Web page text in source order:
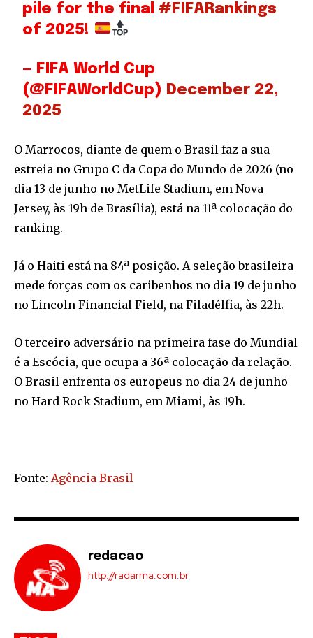
pile for the final#FIFARankings
of 2025!
— FIFA World Cup
(@FIFAWorldCup) December 22,
2025
O Marrocos, diante de quem o Brasil faz a sua
estreia no Grupo C da Copa do Mundo de 2026 (no
dia 13 de junho no MetLife Stadium, em Nova
Jersey, às 19h de Brasília), está na 11ª colocação do
ranking.
Já o Haiti está na 84ª posição. A seleção brasileira
mede forças com os caribenhos no dia 19 de junho
no Lincoln Financial Field, na Filadélfia, às 22h.
O terceiro adversário na primeira fase do Mundial
é a Escócia, que ocupa a 36ª colocação da relação.
O Brasil enfrenta os europeus no dia 24 de junho
no Hard Rock Stadium, em Miami, às 19h.
Fonte: Agência Brasil
redacao
http://radarma.com.br